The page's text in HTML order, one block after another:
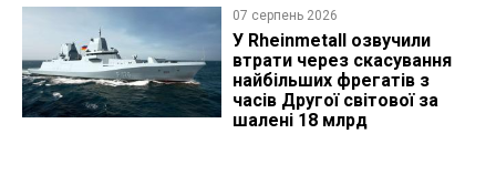
07 серпень 2026
У Rheinmetall озвучили
втрати через скасування
найбільших фрегатів з
часів Другої світової за
шалені 18 млрд